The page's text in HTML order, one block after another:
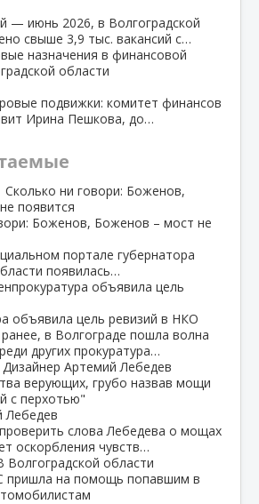
— июнь 2026, в Волгоградской
свыше 3,9 тыс. вакансий с…
назначения в финансовой
области
подвижки: комитет финансов
Ирина Пешкова, до…
Сколько ни говори: Боженов,
появится
портале губернатора
появилась…
объявила цель
в Волгограде пошла волна
других прокуратура…
Дизайнер Артемий Лебедев
верующих, грубо назвав мощи
с перхотью"
слова Лебедева о мощах
оскорбления чувств…
Волгоградской области
пришла на помощь попавшим в